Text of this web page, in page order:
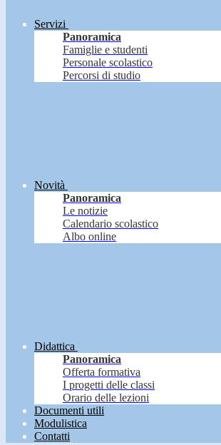
Servizi
Panoramica
Famiglie e studenti
Personale scolastico
Percorsi di studio
Novità
Panoramica
Le notizie
Calendario scolastico
Albo online
Didattica
Panoramica
Offerta formativa
I progetti delle classi
Orario delle lezioni
Documenti utili
Modulistica
Contatti